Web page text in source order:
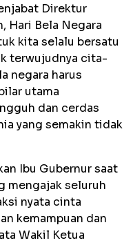
Direktur
Hari Bela Negara
kita selalu bersatu
terwujudnya cita-
negara harus
utama
dan cerdas
yang semakin tidak
Ibu Gubernur saat
mengajak seluruh
nyata cinta
kemampuan dan
Wakil Ketua